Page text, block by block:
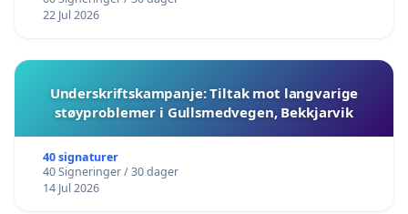
22 Jul 2026
Underskriftskampanje: Tiltak mot langvarige
støyproblemer i Gullsmedvegen, Bekkjarvik
40 signaturer
40 Signeringer / 30 dager
14 Jul 2026